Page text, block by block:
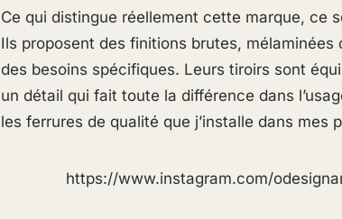
Ce qui distingue réellement cette marque, ce
Ils proposent des finitions brutes,
des besoins spécifiques. Leurs tiroirs sont
un détail qui fait toute la différence dans
les ferrures de qualité que j’installe dans mes
https://www.instagram.com/